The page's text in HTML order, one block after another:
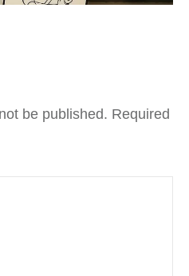
be published. Required